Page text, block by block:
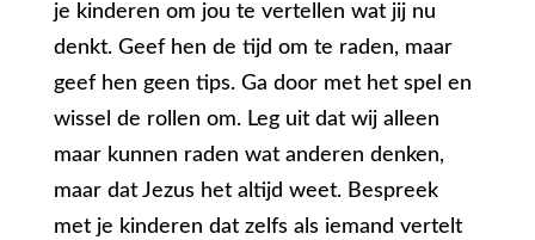
je kinderen om jou te vertellen wat jij nu
denkt. Geef hen de tijd om te raden, maar
geef hen geen tips. Ga door met het spel en
wissel de rollen om. Leg uit dat wij alleen
maar kunnen raden wat anderen denken,
maar dat Jezus het altijd weet. Bespreek
met je kinderen dat zelfs als iemand vertelt